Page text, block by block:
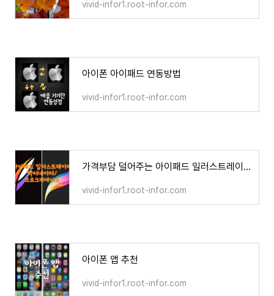
vivid-infor1.root-infor.com
아이폰 아이패드 연동방법
vivid-infor1.root-infor.com
가격부담 덜어주는 아이패드 일러스트레이터 Vectornator 가성비 최고 프로크리에이트
vivid-infor1.root-infor.com
아이폰 앱 추천
vivid-infor1.root-infor.com